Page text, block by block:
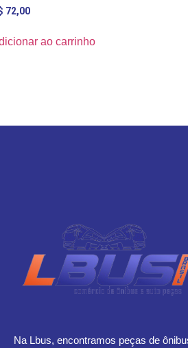
72,00
ao carrinho
Na Lbus, encontramos peças de